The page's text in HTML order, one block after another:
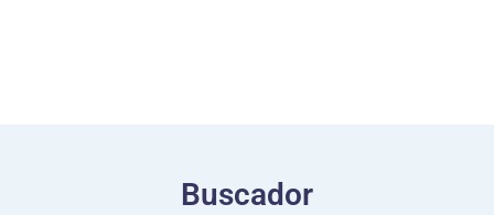
Buscador